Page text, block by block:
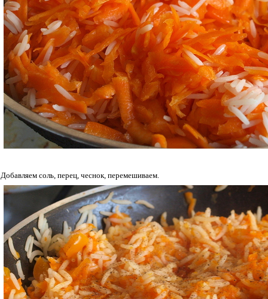
Добавляем соль, перец, чеснок, перемешиваем.